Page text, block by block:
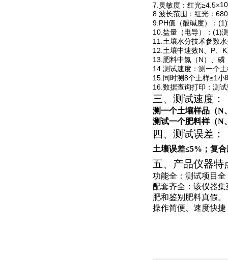
7. 灵敏度：红光≥4.5×10
8.波长范围：红光： 680
9.PH值（酸碱度）： (1)
10.盐量（电导）： (1)
11.土壤水分技术参数
12.土壤中速效N、 P、 K
13.肥料中氮（N）、磷
14.测试速度：测一个
15.同时测8个土样≤1小
16.数据查询打印：测
三、测试速度：
测一个土壤样品（N
测试一个肥料样（N
四、测试误差：
土壤误差≤5% ；复
五、产品仪器特
功能全：测试项目
配套齐全：该仪器
肥和鉴别肥料真假。
操作简便、速度快